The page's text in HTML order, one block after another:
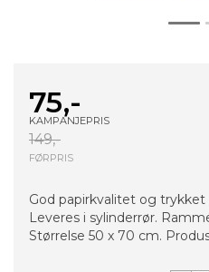
75,-
KAMPANJEPRIS
149,-
FØRPRIS
God papirkvalitet og
Leveres i sylinderrør.
Størrelse 50 x 70 cm.